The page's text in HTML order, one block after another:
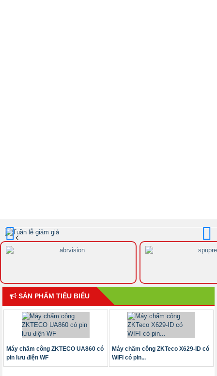
Sau
Trước
SẢN PHẨM TIÊU BIỂU
Máy chấm công ZKTECO UA860 có
pin lưu điện WF
Máy chấm công ZKTeco X629-ID có
WIFI có pin...